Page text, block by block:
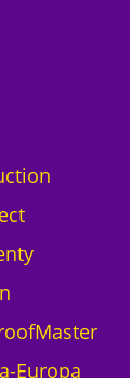
Europa